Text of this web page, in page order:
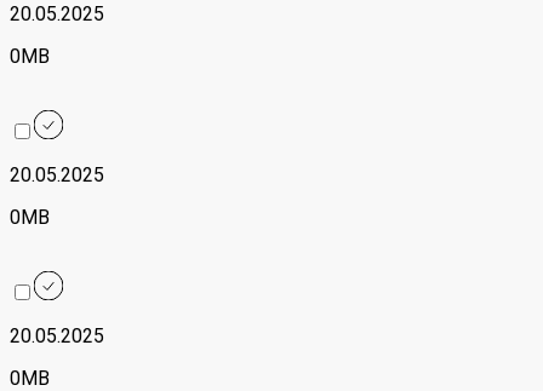
20.05.2025
0MB
20.05.2025
0MB
20.05.2025
0MB